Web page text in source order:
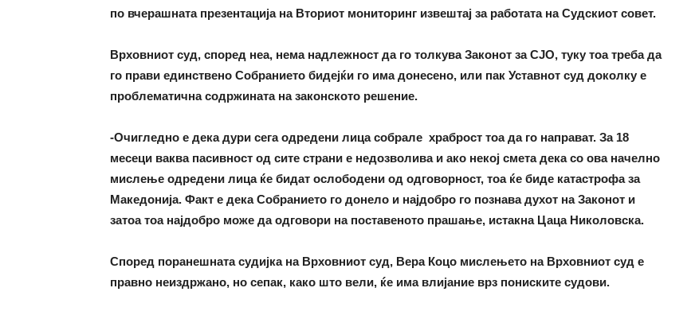
по вчерашната презентација на Вториот мониторинг извештај за работата на Судскиот совет.
Врховниот суд, според неа, нема надлежност да го толкува Законот за СЈО, туку тоа треба да
го прави единствено Собранието бидејќи го има донесено, или пак Уставнот суд доколку е
проблематична содржината на законското решение.
-Очигледно е дека дури сега одредени лица собрале храброст тоа да го направат. За 18
месеци ваква пасивност од сите страни е недозволива и ако некој смета дека со ова начелно
мислење одредени лица ќе бидат ослободени од одговорност, тоа ќе биде катастрофа за
Македонија. Факт е дека Собранието го донело и најдобро го познава духот на Законот и
затоа тоа најдобро може да одговори на поставеното прашање, истакна Цаца Николовска.
Според поранешната судијка на Врховниот суд, Вера Коцо мислењето на Врховниот суд е
правно неиздржано, но сепак, како што вели, ќе има влијание врз пониските судови.